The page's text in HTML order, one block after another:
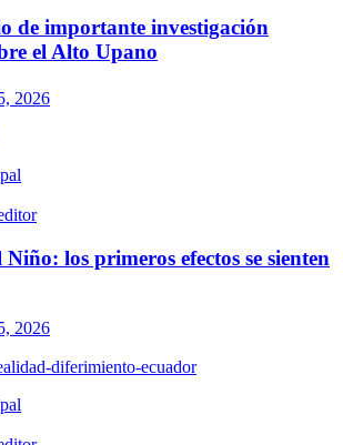
de importante investigación
el Alto Upano
2026
los primeros efectos se sienten
2026